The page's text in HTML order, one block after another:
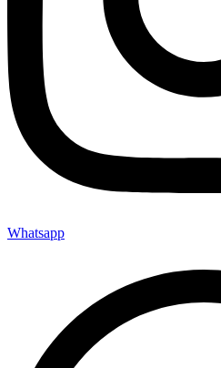
Whatsapp